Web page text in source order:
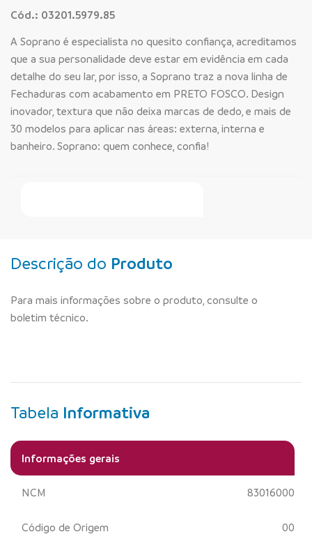
Cód.: 03201.5979.85
A Soprano é especialista no quesito confiança, acreditamos
que a sua personalidade deve estar em evidência em cada
detalhe do seu lar, por isso, a Soprano traz a nova linha de
Fechaduras com acabamento em PRETO FOSCO. Design
inovador, textura que não deixa marcas de dedo, e mais de
30 modelos para aplicar nas áreas: externa, interna e
banheiro. Soprano: quem conhece, confia!
Descrição do Produto
Para mais informações sobre o produto, consulte o
boletim técnico.
Tabela Informativa
Informações gerais
NCM 83016000
Código de Origem 00